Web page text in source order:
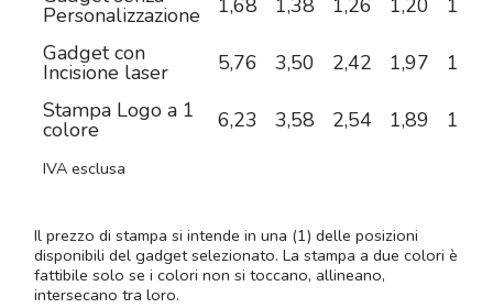
Personalizzazione 1,68 1,38 1,26 1,20
1,14
Gadget con
Incisione laser 5,76 3,50 2,42 1,97
1,69
Stampa Logo a 1
colore 6,23 3,58 2,54 1,89 1,52
IVA esclusa
Il prezzo di stampa si intende in una (1) delle posizioni
disponibili del gadget selezionato. La stampa a due colori è
fattibile solo se i colori non si toccano, allineano,
intersecano tra loro.